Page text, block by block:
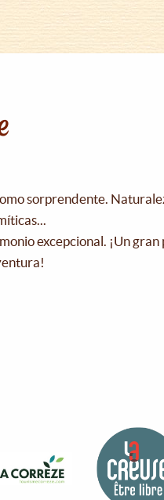
sorprendente.
excepcional. ¡Un gran